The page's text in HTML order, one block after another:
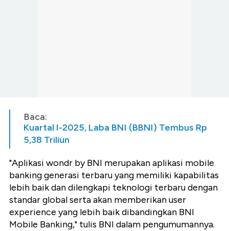
Baca:
Kuartal I-2025, Laba BNI (BBNI) Tembus Rp
5,38 Triliun
"Aplikasi wondr by BNI merupakan aplikasi mobile
banking generasi terbaru yang memiliki kapabilitas
lebih baik dan dilengkapi teknologi terbaru dengan
standar global serta akan memberikan user
experience yang lebih baik dibandingkan BNI
Mobile Banking," tulis BNI dalam pengumumannya.